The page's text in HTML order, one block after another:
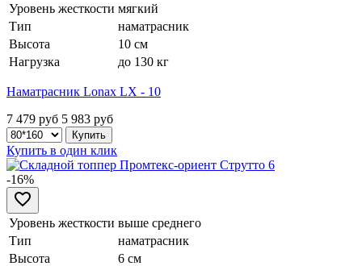
Уровень жесткости мягкий
Тип
наматрасник
Высота
10 см
Нагрузка
до 130 кг
Наматрасник Lonax LX - 10
7 479 руб 5 983 руб
Купить в один клик
-16%
Уровень жесткости выше среднего
Тип
наматрасник
Высота
6 см